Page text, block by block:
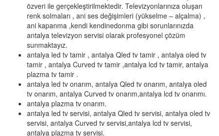
özveri ile gerçekleştirilmektedir. Televizyonlarınıza oluşan
renk solmaları , ani ses değişimleri (yükselme – alçalma) ,
ani kapanma ,kendi kendinedonma gibi sorunlarınızda
antalya televizyon servisi olarak profesyonel çözüm
sunmaktayız.
antalya led tv tamir , antalya Qled tv tamir , antalya oled tv
tamir , antalya Curved tv tamir ,antalya lcd tv tamir, antalya
plazma tv tamir .
antalya led tv onarım, antalya Qled tv onarım, antalya oled
tv onarım, antalya Curved tv onarım,antalya lcd tv onarımı.
antalya plazma tv onarım.
antalya led tv servisi, antalya Qled tv servisi, antalya oled tv
servisi, antalya Curved tv servisi,antalya lcd tv servisi,
antalya plazma tv servisi.